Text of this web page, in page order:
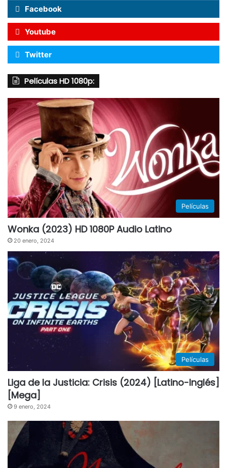
Facebook
Youtube
Twitter
Películas HD 1080p:
Películas
Wonka (2023) HD 1080P Audio Latino
20 enero, 2024
Películas
Liga de la Justicia: Crisis (2024) [Latino-Inglés]
[Mega]
9 enero, 2024